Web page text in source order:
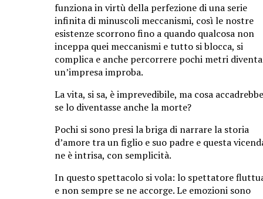
funziona in virtù della perfezione di una serie
infinita di minuscoli meccanismi, così le nostre
esistenze scorrono fino a quando qualcosa non
inceppa quei meccanismi e tutto si blocca, si
complica e anche percorrere pochi metri diventa
un’impresa improba.
La vita, si sa, è imprevedibile, ma cosa accadrebbe
se lo diventasse anche la morte?
Pochi si sono presi la briga di narrare la storia
d’amore tra un figlio e suo padre e questa
ne è intrisa, con semplicità.
In questo spettacolo si vola: lo spettatore
e non sempre se ne accorge. Le emozioni sono